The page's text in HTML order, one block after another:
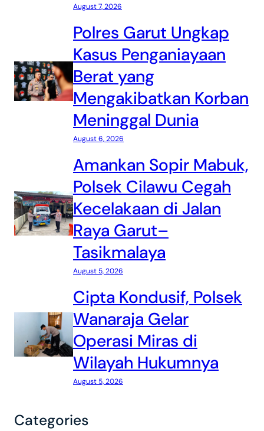
August 7, 2026
Polres Garut Ungkap
Kasus Penganiayaan
Berat yang
Mengakibatkan Korban
Meninggal Dunia
August 6, 2026
Amankan Sopir Mabuk,
Polsek Cilawu Cegah
Kecelakaan di Jalan
Raya Garut–
Tasikmalaya
August 5, 2026
Cipta Kondusif, Polsek
Wanaraja Gelar
Operasi Miras di
Wilayah Hukumnya
August 5, 2026
Categories